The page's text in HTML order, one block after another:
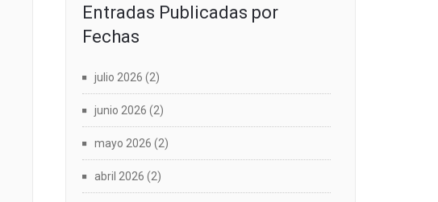
Entradas Publicadas por
Fechas
julio 2026 (2)
junio 2026 (2)
mayo 2026 (2)
abril 2026 (2)